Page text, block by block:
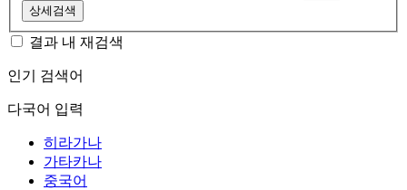
상세검색
결과 내 재검색
인기 검색어
다국어 입력
히라가나
가타카나
중국어